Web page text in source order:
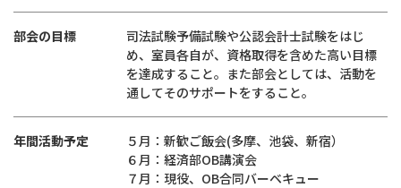
部会の目標
司法試験予備試験や公認会計士試験をはじ
め、室員各自が、資格取得を含めた高い目標
を達成すること。また部会としては、活動を
通してそのサポートをすること。
年間活動予定
５月：新歓ご飯会(多摩、池袋、新宿）
６月：経済部OB講演会
７月：現役、OB合同バーベキュー